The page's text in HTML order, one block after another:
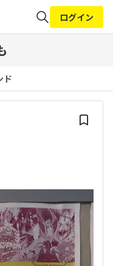
検索
ログイン
ド